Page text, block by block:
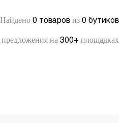
Найдено 0 товаров из 0 бутиков
на 300+ площадках